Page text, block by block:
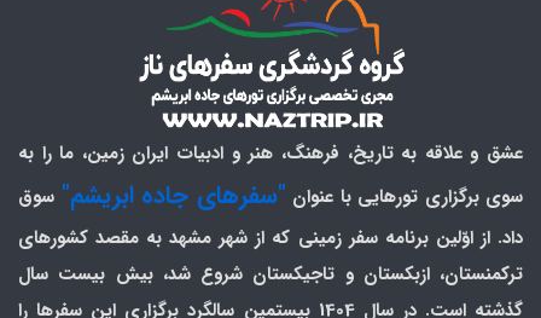
عشق و علاقه به تاریخ، فرهنگ، هنر و ادبیات ایران زمین، ما را به
سوی برگزاری تورهایی با عنوان "سفرهای جاده ابریشم" سوق
داد. از اوّلین برنامه سفر زمینی که از شهر مشهد به مقصد کشورهای
ترکمنستان، ازبکستان و تاجیکستان شروع شد، بیش بیست سال
گذشته است. در سال 1404 بیستمین سالگرد برگزاری این سفرها را